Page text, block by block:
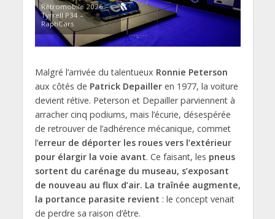
Rétromobile 2026 –
Tyrrell P34 –
RaphCars
Malgré l’arrivée du talentueux Ronnie Peterson
aux côtés de Patrick Depailleren 1977, la voiture
devient rétive. Peterson et Depailler parviennent à
arracher cinq podiums, mais l’écurie, désespérée
de retrouver de l’adhérence mécanique, commet
l’erreur de déporter les roues vers l’extérieur
pour élargir la voie avant. Ce faisant, les pneus
sortent du carénage du museau, s’exposant
de nouveau au flux d’air. La traînée augmente,
la portance parasite revient : le concept venait
de perdre sa raison d’être.